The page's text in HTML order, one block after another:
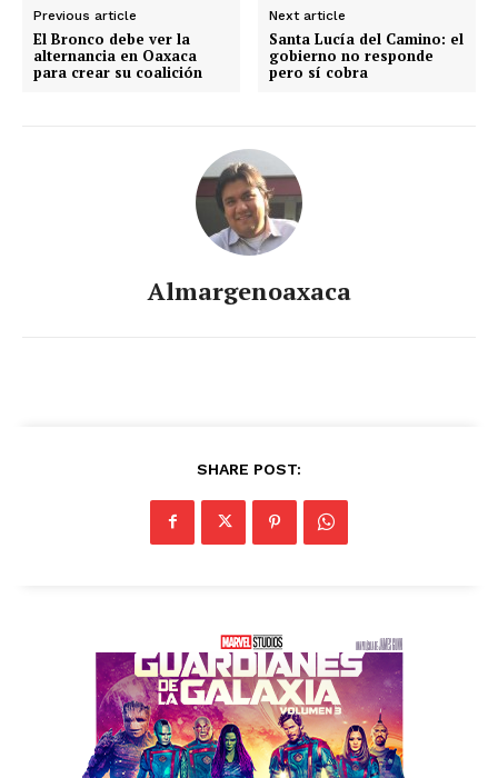
Previous article
El Bronco debe ver la
alternancia en Oaxaca
para crear su coalición
Next article
Santa Lucía del Camino: el
gobierno no responde
pero sí cobra
Almargenoaxaca
SHARE POST: